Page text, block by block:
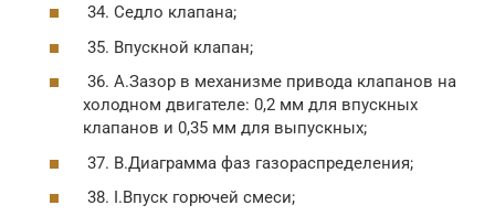
34. Седло клапана;
35. Впускной клапан;
36. А.Зазор в механизме привода клапанов на
холодном двигателе: 0,2 мм для впускных
клапанов и 0,35 мм для выпускных;
37. В.Диаграмма фаз газораспределения;
38. I.Впуск горючей смеси;